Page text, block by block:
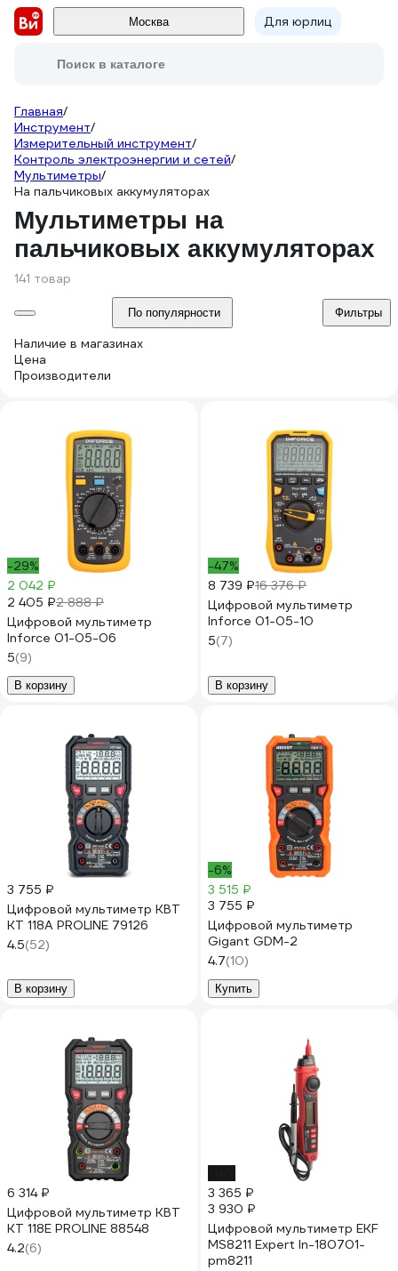
Москва Для юрлиц
Поиск в каталоге
Главная/
Инструмент/
Измерительный инструмент/
Контроль электроэнергии и сетей/
Мультиметры/
На пальчиковых аккумуляторах
Мультиметры на
пальчиковых аккумуляторах
141 товар
По популярности Фильтры
Наличие в магазинах
Цена
Производители
-29%
2 042 ₽
2 405 ₽2 888 ₽
Цифровой мультиметр
Inforce 01-05-06
5(9)
В корзину
-47%
8 739 ₽16 376 ₽
Цифровой мультиметр
Inforce 01-05-10
5(7)
В корзину
3 755 ₽
Цифровой мультиметр КВТ
KT 118A PROLINE 79126
4.5(52)
В корзину
-6%
3 515 ₽
3 755 ₽
Цифровой мультиметр
Gigant GDM-2
4.7(10)
Купить
6 314 ₽
Цифровой мультиметр КВТ
KT 118E PROLINE 88548
4.2(6)
3 365 ₽
3 930 ₽
Цифровой мультиметр EKF
MS8211 Expert In-180701-
pm8211